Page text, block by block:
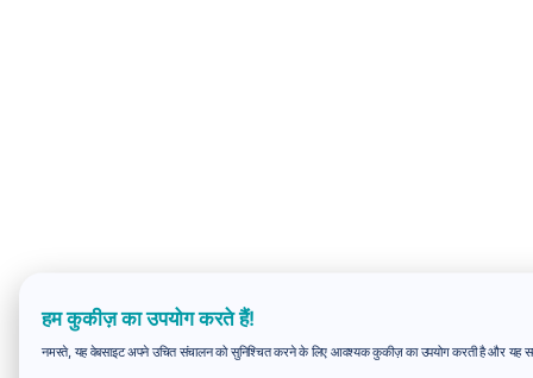
हम कुकीज़ का उपयोग करते हैं!
नमस्ते, यह वेबसाइट अपने उचित संचालन को सुनिश्चित करने के लिए आवश्यक कुकीज़ का उपयोग करती है और यह